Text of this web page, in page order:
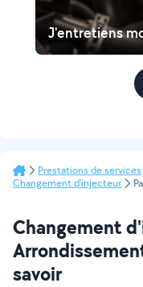
J'entretiens
Prestations de services
Changement d'injecteur
Changement
savoir